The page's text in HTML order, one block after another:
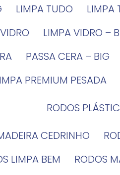
LIMPA TUDO
LIMPA VIDRO –
PASSA CERA – BIG
PREMIUM PESADA
RODOS
CEDRINHO
LIMPA BEM
RODOS